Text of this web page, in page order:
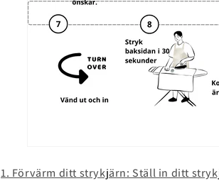
1. Förvärm ditt strykjärn: Ställ in ditt